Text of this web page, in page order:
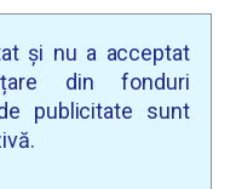
și nu a acceptat
din fonduri
publicitate sunt